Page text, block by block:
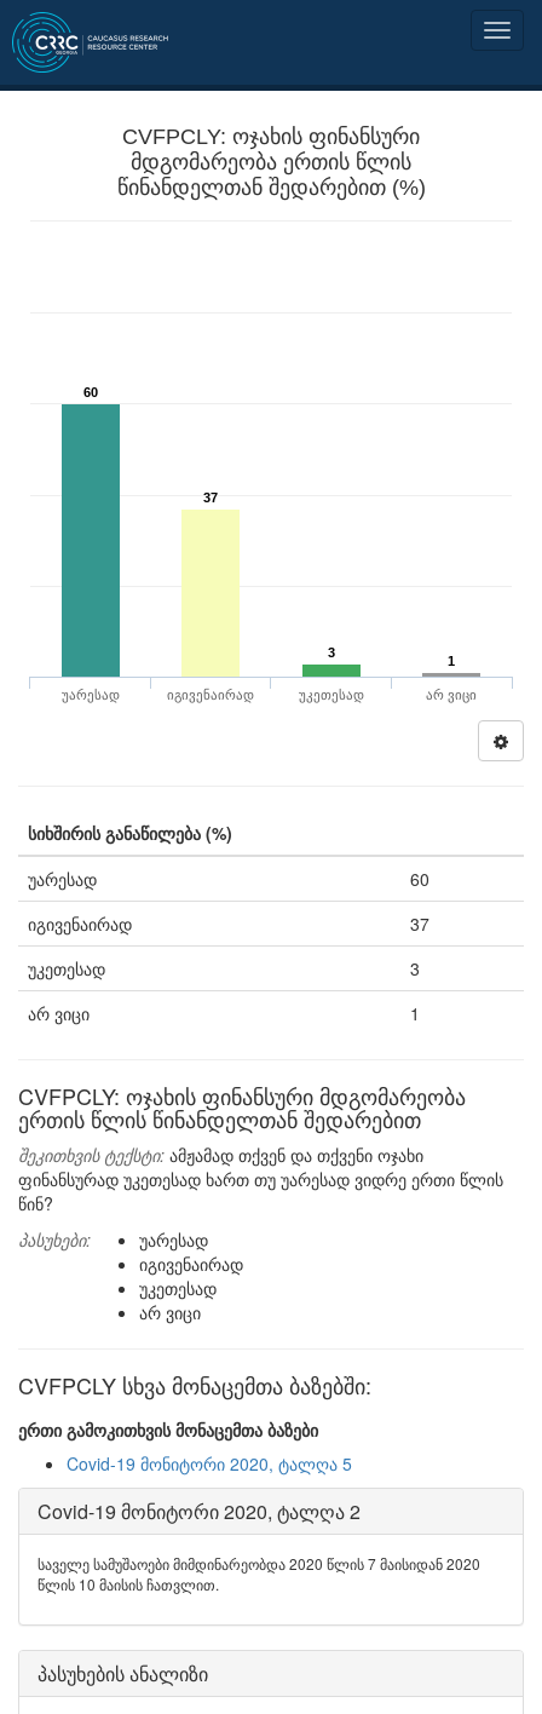
CVFPCLY: ოჯახის ფინანსური
მდგომარეობა ერთის წლის
წინანდელთან შედარებით (%)
60
37
3
1
უარესად იგივენაირად უკეთესად არ ვიცი
სიხშირის განაწილება (%)
უარესად
60
იგივენაირად
37
უკეთესად
3
არ ვიცი
1
CVFPCLY: ოჯახის ფინანსური მდგომარეობა
ერთის წლის წინანდელთან შედარებით
შეკითხვის ტექსტი: ამჟამად თქვენ და თქვენი ოჯახი
ფინანსურად უკეთესად ხართ თუ უარესად ვიდრე ერთი წლის
წინ?
პასუხები:
უარესად
იგივენაირად
უკეთესად
არ ვიცი
CVFPCLY სხვა მონაცემთა ბაზებში:
ერთი გამოკითხვის მონაცემთა ბაზები
Covid-19 მონიტორი 2020, ტალღა 5
Covid-19 მონიტორი 2020, ტალღა 2
საველე სამუშაოები მიმდინარეობდა 2020 წლის 7 მაისიდან 2020
წლის 10 მაისის ჩათვლით.
პასუხების ანალიზი